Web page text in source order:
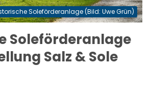
Soleförderanlage (Bild: Uwe Grün)
Soleförderanlage
Salz & Sole